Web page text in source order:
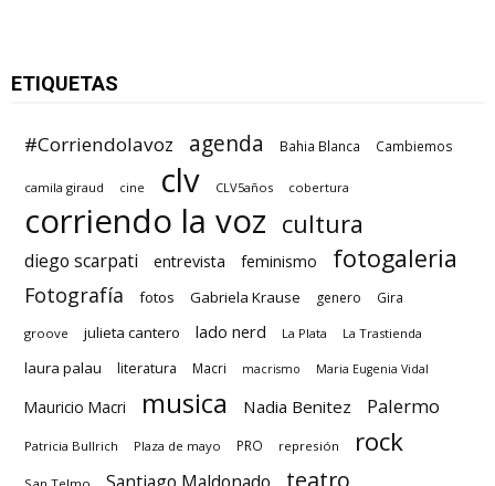
ETIQUETAS
#Corriendolavoz agenda Bahia Blanca Cambiemos
camila giraud cine clv CLV5años cobertura
corriendo la voz cultura
diego scarpati entrevista feminismo fotogaleria
Fotografía fotos Gabriela Krause genero Gira
groove julieta cantero lado nerd La Plata La Trastienda
laura palau literatura Macri macrismo Maria Eugenia Vidal
Mauricio Macri musica Nadia Benitez Palermo
Patricia Bullrich Plaza de mayo PRO represión rock
teatro